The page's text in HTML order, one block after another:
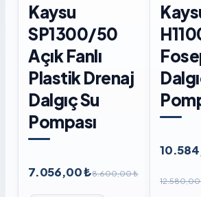
Kaysu
SP1300/50
Açık Fanlı
Plastik Drenaj
Dalgıç Su
Pompası
7.056,00 ₺8.600,00 ₺
12.580,00